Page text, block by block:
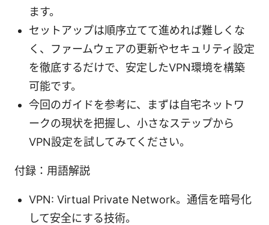
ます。
セットアップは順序立てて進めれば難しくな
く、ファームウェアの更新やセキュリティ設定
を徹底するだけで、安定したVPN環境を構築
可能です。
今回のガイドを参考に、まずは自宅ネットワ
ークの現状を把握し、小さなステップから
VPN設定を試してみてください。
付録：用語解説
VPN: Virtual Private Network。通信を暗号化
して安全にする技術。